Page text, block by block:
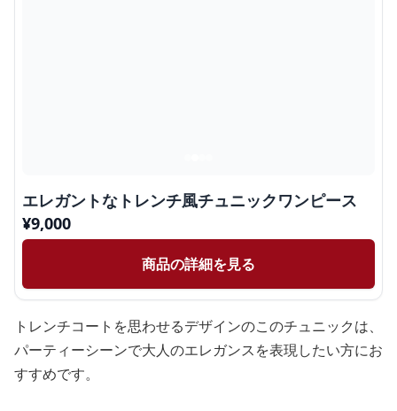
エレガントなトレンチ風チュニックワンピース
¥9,000
商品の詳細を見る
トレンチコートを思わせるデザインのこのチュニックは、
パーティーシーンで大人のエレガンスを表現したい方にお
すすめです。